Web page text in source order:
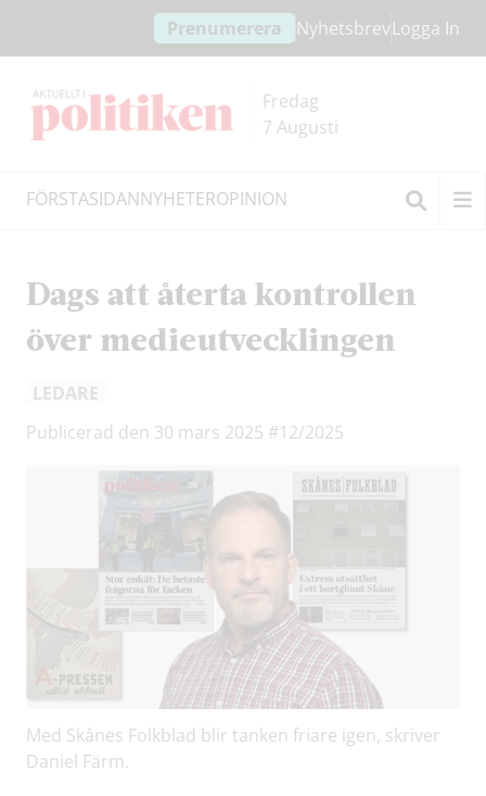
innehållet
headern
Prenumerera NyhetsbrevLogga In
Fredag
7 Augusti
FÖRSTASIDANNYHETEROPINION
Dags att återta kontrollen
över medieutvecklingen
LEDARE
Publicerad den 30 mars 2025 #12/2025
Med Skånes Folkblad blir tanken friare igen, skriver
Daniel Färm.